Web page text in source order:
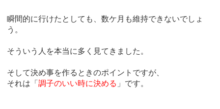
瞬間的に行けたとしても、数ケ月も維持できないでしょ
う。
そういう人を本当に多く見てきました。
そして決め事を作るときのポイントですが、
それは「 調子のいい時に決める 」です。